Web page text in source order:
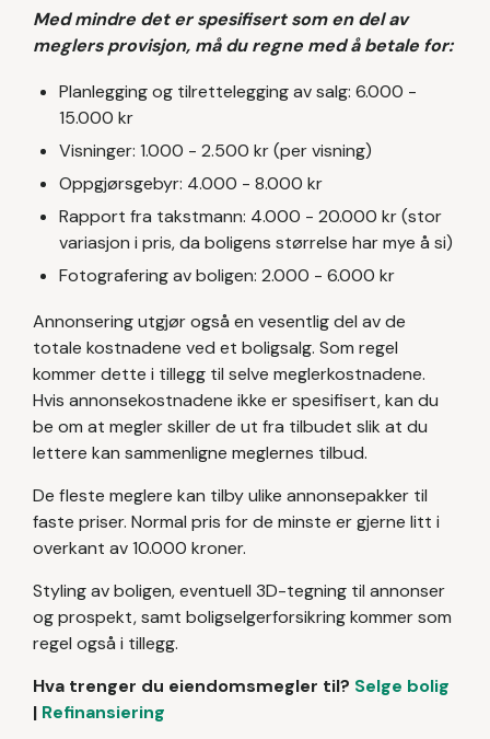
Med mindre det er spesifisert som en del av
meglers provisjon, må du regne med å betale for:
Planlegging og tilrettelegging av salg: 6.000 -
15.000 kr
Visninger: 1.000 - 2.500 kr (per visning)
Oppgjørsgebyr: 4.000 - 8.000 kr
Rapport fra takstmann: 4.000 - 20.000 kr (stor
variasjon i pris, da boligens størrelse har mye å si)
Fotografering av boligen: 2.000 - 6.000 kr
Annonsering utgjør også en vesentlig del av de
totale kostnadene ved et boligsalg. Som regel
kommer dette i tillegg til selve meglerkostnadene.
Hvis annonsekostnadene ikke er spesifisert, kan du
be om at megler skiller de ut fra tilbudet slik at du
lettere kan sammenligne meglernes tilbud.
De fleste meglere kan tilby ulike annonsepakker til
faste priser. Normal pris for de minste er gjerne litt i
overkant av 10.000 kroner.
Styling av boligen, eventuell 3D-tegning til annonser
og prospekt, samt boligselgerforsikring kommer som
regel også i tillegg.
Hva trenger du eiendomsmegler til? Selge bolig
| Refinansiering